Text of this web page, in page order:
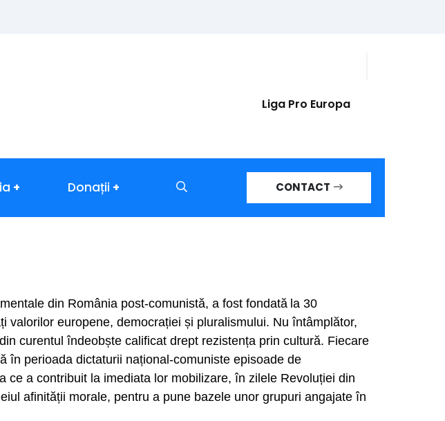
Liga Pro Europa
Donații CONTACT
din România post-comunistă, a fost fondată la 30
europene, democrației și pluralismului. Nu întâmplător,
curentul îndeobște calificat drept rezistența prin cultură. Fiecare
în perioada dictaturii național-comuniste episoade de
a contribuit la imediata lor mobilizare, în zilele Revoluției din
afinității morale, pentru a pune bazele unor grupuri angajate în